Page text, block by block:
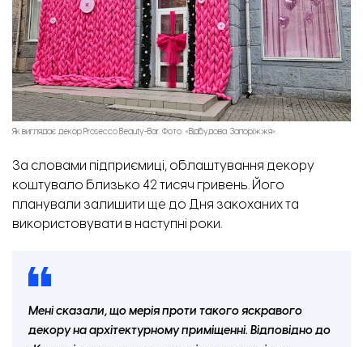
Пошкоджені двері закладу біля ТЦ «Україна». Фото: «Відбудова. Запоріжжя».
Як виглядає декор Prosecco Beauty-Bar. Фото: «Відбудова. Запоріжжя».
За словами підприємиці, облаштування декору
коштувало близько 42 тисяч гривень. Його
планували залишити ще до Дня закоханих та
використовувати в наступні роки.
Мені сказали, що мерія проти такого яскравого
декору на архітектурному приміщенні. Відповідно до